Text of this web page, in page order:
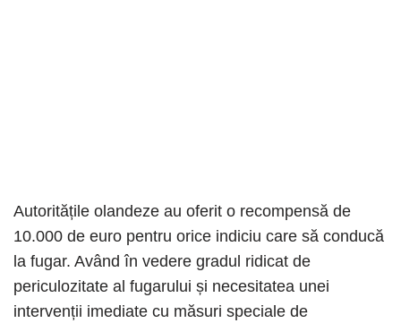
Autoritățile olandeze au oferit o recompensă de
10.000 de euro pentru orice indiciu care să conducă
la fugar. Având în vedere gradul ridicat de
periculozitate al fugarului și necesitatea unei
intervenții imediate cu măsuri speciale de